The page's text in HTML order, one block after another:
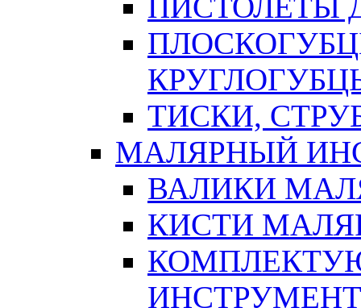
ПИСТОЛЕТЫ
ТИСКИ,
МАЛЯРНЫЙ
ВАЛИКИ
КИСТИ